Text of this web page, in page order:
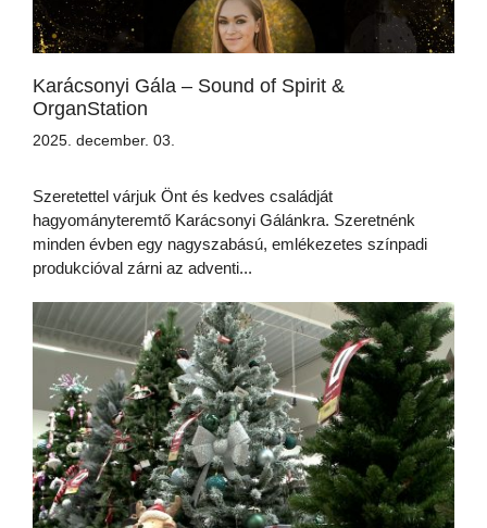
Karácsonyi Gála – Sound of Spirit &
OrganStation
2025. december. 03.
Szeretettel várjuk Önt és kedves családját
hagyományteremtő Karácsonyi Gálánkra. Szeretnénk
minden évben egy nagyszabású, emlékezetes színpadi
produkcióval zárni az adventi...